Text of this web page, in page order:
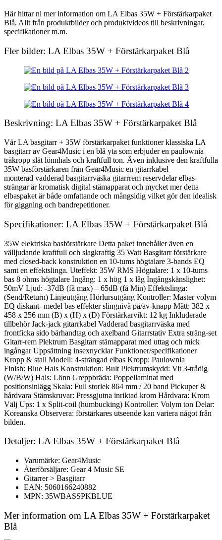
Här hittar ni mer information om LA Elbas 35W + Förstärkarpaket
Blå. Allt från produktbilder och produktvideos till beskrivningar,
specifikationer m.m.
Fler bilder: LA Elbas 35W + Förstärkarpaket Blå
Beskrivning: LA Elbas 35W + Förstärkarpaket Blå
Vår LA basgitarr + 35W förstärkarpaket funktioner klassiska LA
basgitarr av Gear4Music i en blå yta som erbjuder en paulownia
träkropp slät lönnhals och kraftfull ton. Även inklusive den kraftfulla
35W basförstärkaren från Gear4Music en gitarrkabel
monterad vadderad basgitarrväska gitarrrem reservdelar elbas-
strängar är kromatisk digital stämapparat och mycket mer detta
elbaspaket är både omfattande och mångsidig vilket gör den idealisk
för giggning och bandrepetitioner.
Specifikationer: LA Elbas 35W + Förstärkarpaket Blå
35W elektriska basförstärkare Detta paket innehåller även en
välljudande kraftfull och slagkraftig 35 Watt Basgitarr förstärkare
med closed-back konstruktion en 10-tums högtalare 3-bands EQ
samt en effektslinga. Uteffekt: 35W RMS Högtalare: 1 x 10-tums
bas 8 ohms högtalare Ingång: 1 x hög 1 x låg Ingångskänslighet:
50mV Ljud: -37dB (få max) – 65dB (få Min) Effektslinga:
(Send/Return) Linjeutgång Hörlursutgång Kontroller: Master volym
EQ diskant- medel bas effekter slingnivå på/av-knapp Mått: 382 x
458 x 256 mm (B) x (H) x (D) Förstärkarvikt: 12 kg Inkluderade
tillbehör Jack-jack gitarrkabel Vadderad basgitarrväska med
frontficka sido bärhandtag och axelband Gitarrstativ Extra sträng-set
Gitarr-rem Plektrum Basgitarr stämapparat med uttag och mick
ingångar Uppsättning insexnycklar Funktioner/specifikationer
Kropp & stall Modell: 4-strängad elbas Kropp: Paulownia
Finish: Blue Hals Konstruktion: Bult Plektrumskydd: Vit 3-trådig
(W/B/W) Hals: Lönn Greppbräda: Poppellaminat med
positionsinlägg Skala: Full storlek 864 mm / 20 band Pickuper &
hårdvara Stämskruvar: Pressgjutna inriktad krom Hårdvara: Krom
Välj Ups: 1 x Split-coil (humbucking) Kontroller: Volym ton Delar:
Koreanska Observera: förstärkares utseende kan variera något från
bilden.
Detaljer: LA Elbas 35W + Förstärkarpaket Blå
Varumärke: Gear4Music
Återförsäljare: Gear 4 Music SE
Gitarrer > Basgitarr
EAN: 5060166240882
MPN: 35WBASSPKBLUE
Mer information om LA Elbas 35W + Förstärkarpaket
Blå